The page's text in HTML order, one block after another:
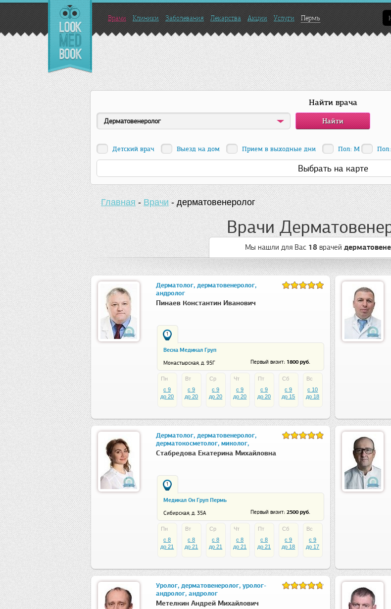
Врачи Клиники Заболевания Лекарства Акции Услуги Пермь
Найти врача
Дерматовенеролог
Детский врач Выезд на дом Прием в выходные дни Пол: М
Выбрать на карте
Главная-Врачи-дерматовенеролог
Врачи
Мы нашли для Вас 18 врачей
Дерматолог, дерматовенеролог,
андролог
Пинаев Константин Иванович
1
Весна Медикал Груп
Монастырская, д. 95Г Первый визит: 1800 руб.
Пн
c 9
до 20
Вт
c 9
до 20
Ср
c 9
до 20
Чт
c 9
до 20
Пт
c 9
до 20
Сб
c 9
до 15
Вс
c 10
до 18
Дерматолог, дерматовенеролог,
дерматокосметолог, миколог,
трихолог
Стабредова Екатерина Михайловна
1
Медикал Он Груп Пермь
Сибирская, д. 35А Первый визит: 2500 руб.
Пн
c 8
до 21
Вт
c 8
до 21
Ср
c 8
до 21
Чт
c 8
до 21
Пт
c 8
до 21
Сб
c 9
до 18
Вс
c 9
до 17
Уролог, дерматовенеролог, уролог-
андролог, андролог
Метелкин Андрей Михайлович